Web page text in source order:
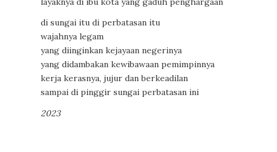
di sungai itu di perbatasan itu
wajahnya legam
yang diinginkan kejayaan negerinya
yang didambakan kewibawaan pemimpinnya
kerja kerasnya, jujur dan berkeadilan
sampai di pinggir sungai perbatasan ini
2023